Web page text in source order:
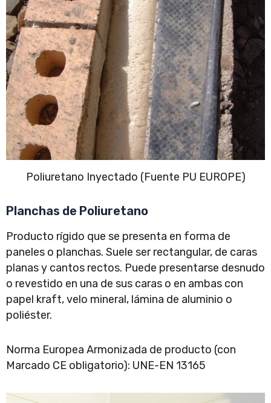
Poliuretano Inyectado (Fuente PU EUROPE)
Planchas de Poliuretano
Producto rígido que se presenta en forma de
paneles o planchas. Suele ser rectangular, de caras
planas y cantos rectos. Puede presentarse desnudo
o revestido en una de sus caras o en ambas con
papel kraft, velo mineral, lámina de aluminio o
poliéster.
Norma Europea Armonizada de producto (con
Marcado CE obligatorio): UNE-EN 13165